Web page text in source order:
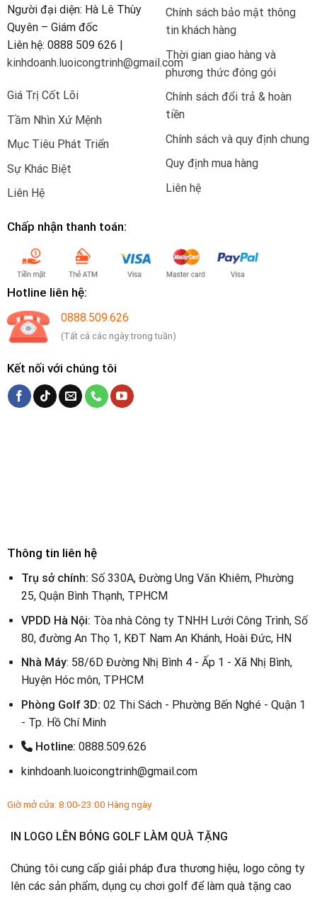
Người đại diện: Hà Lê Thùy
Quyên – Giám đốc
Liên hệ: 0888 509 626 |
kinhdoanh.luoicongtrinh@gmail.com
Giá Trị Cốt Lõi
Tầm Nhìn Xứ Mệnh
Mục Tiêu Phát Triển
Sự Khác Biệt
Liên Hệ
Chính sách bảo mật thông
tin khách hàng
Thời gian giao hàng và
phương thức đóng gói
Chính sách đổi trả & hoàn
tiền
Chính sách và quy định chung
Quy định mua hàng
Liên hệ
Chấp nhận thanh toán:
Hotline liên hệ:
0888.509.626
(Tất cả các ngày trong tuần)
Kết nối với chúng tôi
Thông tin liên hệ
Trụ sở chính: Số 330A, Đường Ung Văn Khiêm, Phường
25, Quận Bình Thạnh, TPHCM
VPDD Hà Nội: Tòa nhà Công ty TNHH Lưới Công Trình, Số
80, đường An Thọ 1, KĐT Nam An Khánh, Hoài Đức, HN
Nhà Máy: 58/6D Đường Nhị Bình 4 - Ấp 1 - Xã Nhị Bình,
Huyện Hóc môn, TPHCM
Phòng Golf 3D:02 Thi Sách - Phường Bến Nghé - Quận 1
- Tp. Hồ Chí Minh
Hotline: 0888.509.626
kinhdoanh.luoicongtrinh@gmail.com
Giờ mở cửa: 8:00-23:00 Hàng ngày
IN LOGO LÊN BÓNG GOLF LÀM QUÀ TẶNG
Chúng tôi cung cấp giải pháp đưa thương hiệu, logo công ty
lên các sản phẩm, dụng cụ chơi golf để làm quà tặng cao